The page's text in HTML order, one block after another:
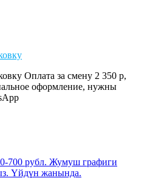
Оплата за смену 2 350 р,
оформление, нужны